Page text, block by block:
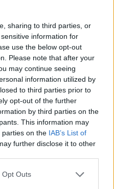
sharing to third parties, or
information for
use the below opt-out
Please note that after your
may continue seeing
information utilized by
to third parties prior to
opt-out of the further
by third parties on the
This information may
parties on the IAB’s List of
further disclose it to other
Opt Outs
odpowiedniego
będzie w stanie
wymogów
tu największą
muszę przyznać, że w
że ta czarna
sobie przez tak
wyląduje na sklepowej